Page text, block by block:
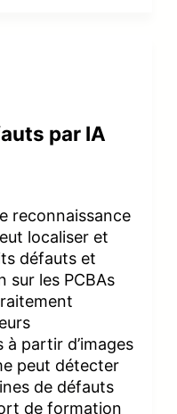
par IA
reconnaissance
localiser et
défauts et
sur les PCBAs
partir d’images
peut détecter
de défauts
de formation